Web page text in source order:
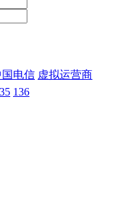
国电信 虚拟运营商
136